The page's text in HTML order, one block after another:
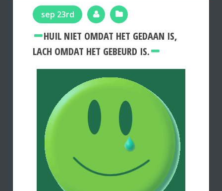
sep 23rd
HUIL NIET OMDAT HET GEDAAN IS,
LACH OMDAT HET GEBEURD IS.